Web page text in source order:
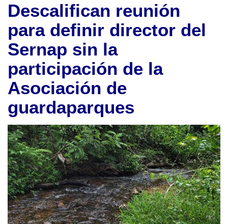
Descalifican reunión
para definir director del
Sernap sin la
participación de la
Asociación de
guardaparques